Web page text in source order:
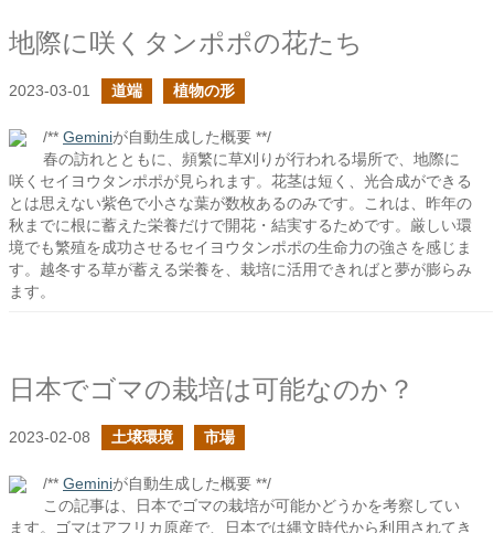
地際に咲くタンポポの花たち
2023-03-01 道端 植物の形
/** Geminiが自動生成した概要 **/
春の訪れとともに、頻繁に草刈りが行われる場所で、地際に
咲くセイヨウタンポポが見られます。花茎は短く、光合成ができる
とは思えない紫色で小さな葉が数枚あるのみです。これは、昨年の
秋までに根に蓄えた栄養だけで開花・結実するためです。厳しい環
境でも繁殖を成功させるセイヨウタンポポの生命力の強さを感じま
す。越冬する草が蓄える栄養を、栽培に活用できればと夢が膨らみ
ます。
日本でゴマの栽培は可能なのか？
2023-02-08 土壌環境 市場
/** Geminiが自動生成した概要 **/
この記事は、日本でゴマの栽培が可能かどうかを考察してい
ます。ゴマはアフリカ原産で、日本では縄文時代から利用されてき